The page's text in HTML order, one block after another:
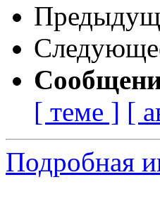
[ теме ] [
Подробная